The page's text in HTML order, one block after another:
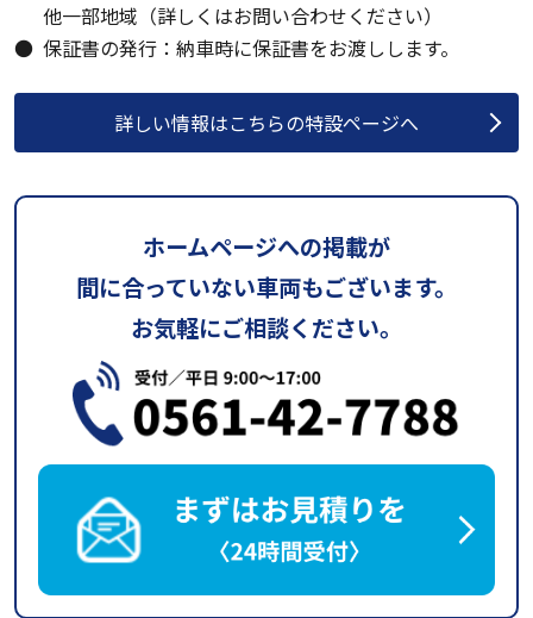
他一部地域（詳しくはお問い合わせください）
保証書の発行：納車時に保証書をお渡しします。
詳しい情報はこちらの特設ページへ
ホームページへの掲載が
間に合っていない車両もございます。
お気軽にご相談ください。